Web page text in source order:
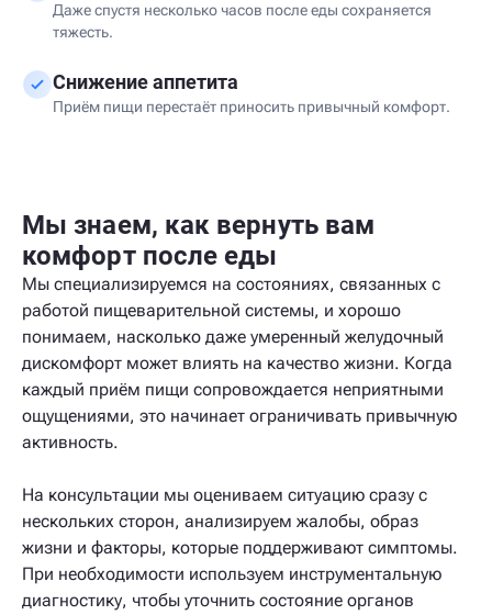
Даже спустя несколько часов после еды сохраняется
тяжесть.
Снижение аппетита
Приём пищи перестаёт приносить привычный комфорт.
Мы знаем, как вернуть вам
комфорт после еды
Мы специализируемся на состояниях, связанных с
работой пищеварительной системы, и хорошо
понимаем, насколько даже умеренный желудочный
дискомфорт может влиять на качество жизни. Когда
каждый приём пищи сопровождается неприятными
ощущениями, это начинает ограничивать привычную
активность.
На консультации мы оцениваем ситуацию сразу с
нескольких сторон, анализируем жалобы, образ
жизни и факторы, которые поддерживают симптомы.
При необходимости используем инструментальную
диагностику, чтобы уточнить состояние органов